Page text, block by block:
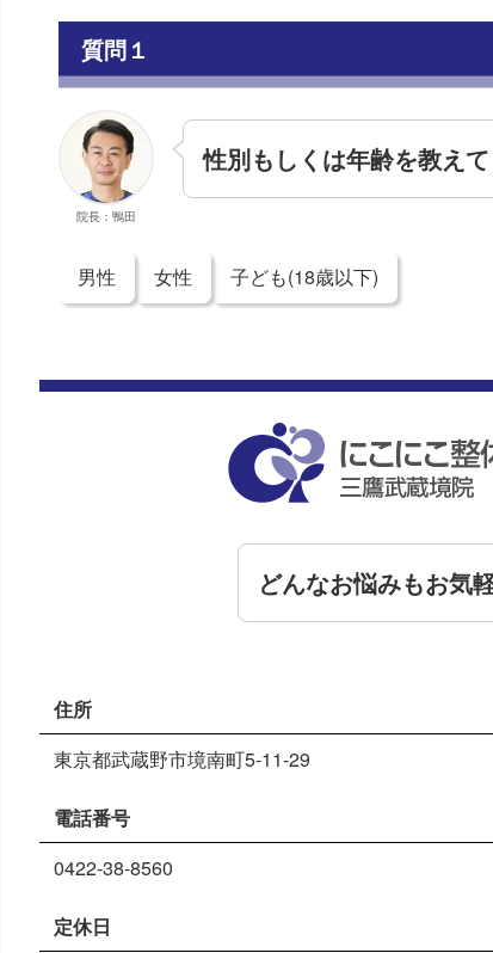
質問１
院長：鴨田
性別もしくは年齢を教え
男性 女性 子ども(18歳以下)
どんなお悩みもお気
住所
東京都武蔵野市境南町5-11-29
電話番号
0422-38-8560
定休日